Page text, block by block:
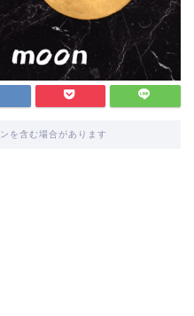
を含む場合があります